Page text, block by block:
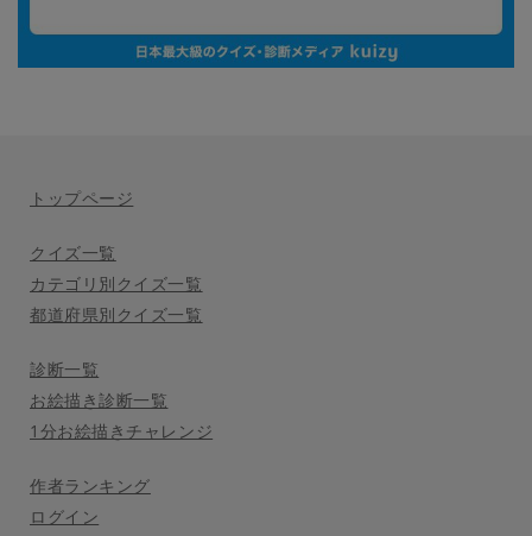
トップページ
クイズ一覧
カテゴリ別クイズ一覧
都道府県別クイズ一覧
診断一覧
お絵描き診断一覧
1分お絵描きチャレンジ
作者ランキング
ログイン